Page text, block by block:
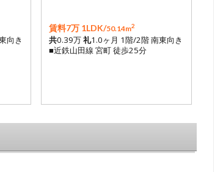
向き
賃料7万 1LDK/50.14m2
共0.39万礼1.0ヶ月 1階/2階 南東向き
■近鉄山田線 宮町 徒歩25分